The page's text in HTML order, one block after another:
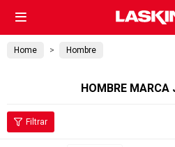

Home Hombre
HOMBRE MARCA